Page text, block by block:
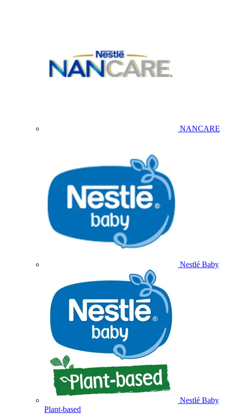
NANCARE
Nestlé Baby
Nestlé Baby
Plant-based